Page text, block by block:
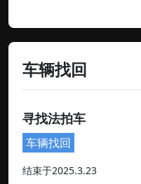
车辆找回
寻找法拍车
车辆找回
结束于2025.3.23